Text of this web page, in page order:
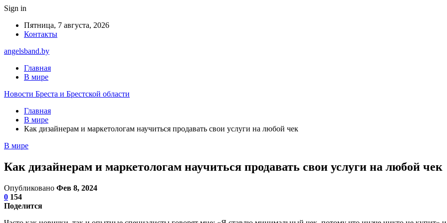
Sign in
Пятница, 7 августа, 2026
Контакты
angelsband.by
Главная
В мире
Новости Бреста и Брестской области
Главная
В мире
Как дизайнерам и маркетологам научиться продавать свои услуги на любой чек
В мире
Как дизайнерам и маркетологам научиться продавать свои услуги на любой чек
Опубликовано Фев 8, 2024
0 154
Поделится